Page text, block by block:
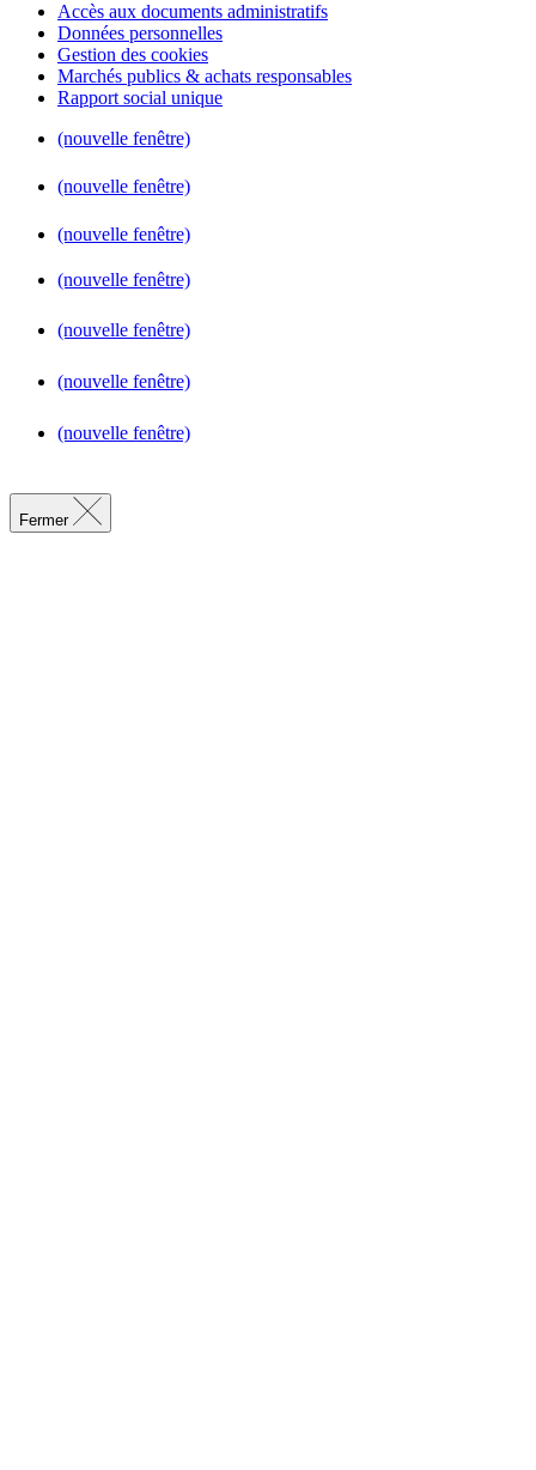
Accès aux documents administratifs
Données personnelles
Gestion des cookies
Marchés publics & achats responsables
Rapport social unique
(nouvelle fenêtre)
(nouvelle fenêtre)
(nouvelle fenêtre)
(nouvelle fenêtre)
(nouvelle fenêtre)
(nouvelle fenêtre)
(nouvelle fenêtre)
Fermer